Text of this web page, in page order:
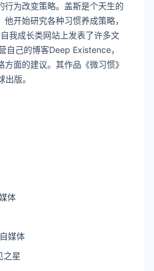
行为改变策略。盖斯是个天生的
开始研究各种习惯养成策略，
我成长类网站上发表了许多文
自己的博客Deep Existence，
面的建议。其作品《微习惯》
版。
体
媒体
之星